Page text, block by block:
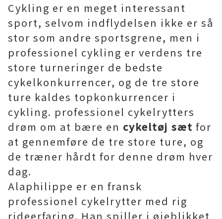
Cykling er en meget interessant
sport, selvom indflydelsen ikke er så
stor som andre sportsgrene, men i
professionel cykling er verdens tre
store turneringer de bedste
cykelkonkurrencer, og de tre store
ture kaldes topkonkurrencer i
cykling. professionel cykelrytters
drøm om at bære en cykeltøj sæt for
at gennemføre de tre store ture, og
de træner hårdt for denne drøm hver
dag.
Alaphilippe er en fransk
professionel cykelrytter med rig
rideerfaring. Han spiller i øjeblikket